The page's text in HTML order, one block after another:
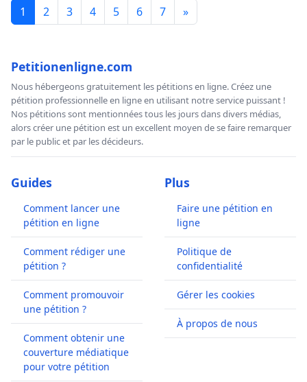
1 2 3 4 5 6 7 »
Petitionenligne.com
Nous hébergeons gratuitement les pétitions en ligne. Créez une
pétition professionnelle en ligne en utilisant notre service puissant !
Nos pétitions sont mentionnées tous les jours dans divers médias,
alors créer une pétition est un excellent moyen de se faire remarquer
par le public et par les décideurs.
Guides
Comment lancer une
pétition en ligne
Comment rédiger une
pétition ?
Comment promouvoir
une pétition ?
Comment obtenir une
couverture médiatique
pour votre pétition
Plus
Faire une pétition en
ligne
Politique de
confidentialité
Gérer les cookies
À propos de nous